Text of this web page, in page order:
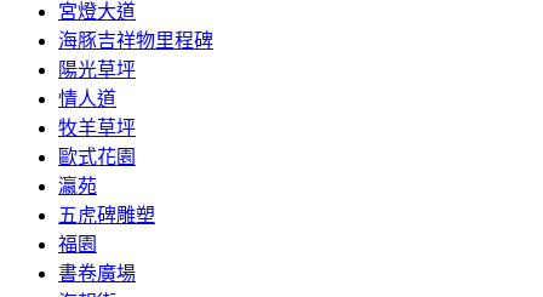
宮燈大道
海豚吉祥物里程碑
陽光草坪
情人道
牧羊草坪
歐式花園
瀛苑
五虎碑雕塑
福園
書卷廣場